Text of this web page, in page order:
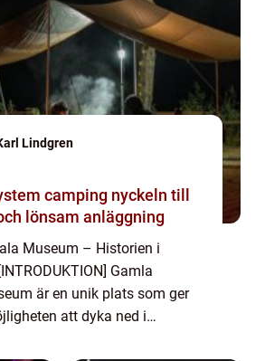
Lindgren
camping nyckeln till
lönsam anläggning
Museum – Historien i
Gamla
är en unik plats som ger
att dyka ned i